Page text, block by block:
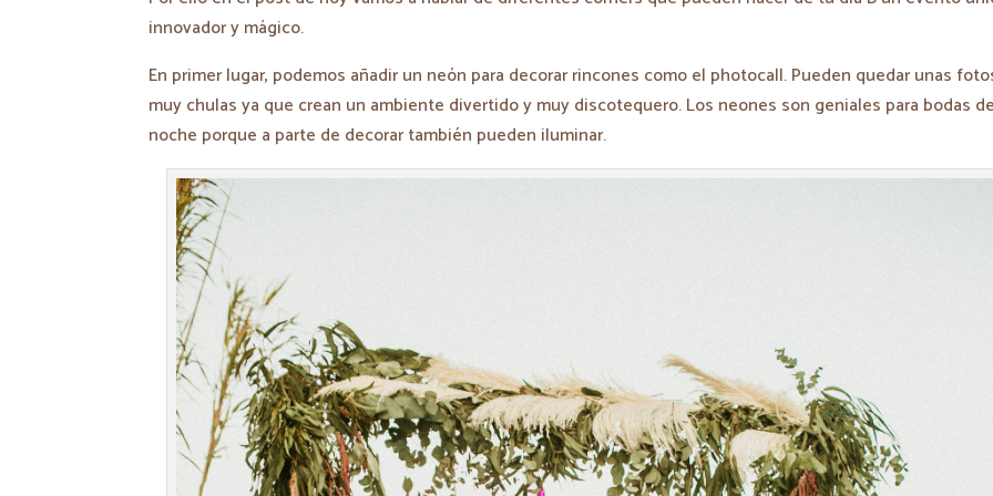
innovador y mágico.
En primer lugar, podemos añadir un neón para decorar rincones como el photocall. Pueden quedar unas
muy chulas ya que crean un ambiente divertido y muy discotequero. Los neones son geniales para bodas
noche porque a parte de decorar también pueden iluminar.